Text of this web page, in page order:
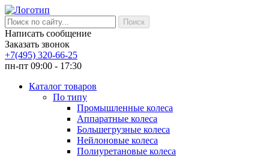
Написать сообщение
Заказать звонок
+7(495) 320-66-25
пн-пт 09:00 - 17:30
Каталог товаров
По типу
Промышленные колеса
Аппаратные колеса
Большегрузные колеса
Нейлоновые колеса
Полиуретановые колеса